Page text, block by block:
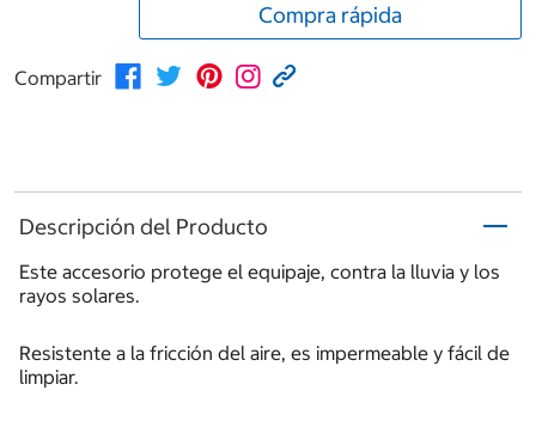
Compra rápida
Compartir
Descripción del Producto
Este accesorio protege el equipaje, contra la lluvia y los
rayos solares.
Resistente a la fricción del aire, es impermeable y fácil de
limpiar.